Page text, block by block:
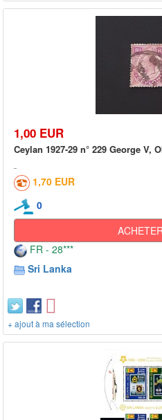
1,00 EUR
Ceylan 1927-29 n° 229 George V,
1,70 EUR
0
FR - 28***
Sri Lanka
+ ajout à ma sélection